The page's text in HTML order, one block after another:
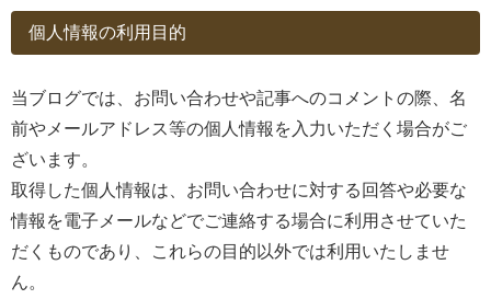
個人情報の利用目的
当ブログでは、お問い合わせや記事へのコメントの際、名
前やメールアドレス等の個人情報を入力いただく場合がご
ざいます。
取得した個人情報は、お問い合わせに対する回答や必要な
情報を電子メールなどでご連絡する場合に利用させていた
だくものであり、これらの目的以外では利用いたしませ
ん。